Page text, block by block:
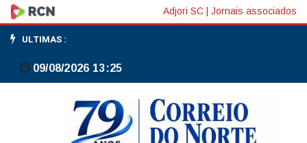
PF
prendeu
13
pessoas
Adjori SC Jornais associados
ULTIMAS :
09/08/2026 13:25